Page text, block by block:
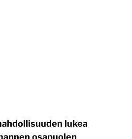
lukea
osapuolen